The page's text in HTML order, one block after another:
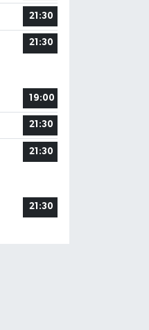
21:30
21:30
19:00
21:30
21:30
21:30